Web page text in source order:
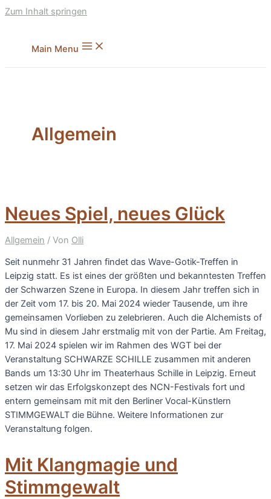
Zum Inhalt springen
Main Menu
Allgemein
Neues Spiel, neues Glück
Allgemein / Von Olli
Seit nunmehr 31 Jahren findet das Wave-Gotik-Treffen in
Leipzig statt. Es ist eines der größten und bekanntesten Treffen
der Schwarzen Szene in Europa. In diesem Jahr treffen sich in
der Zeit vom 17. bis 20. Mai 2024 wieder Tausende, um ihre
gemeinsamen Vorlieben zu zelebrieren. Auch die Alchemists of
Mu sind in diesem Jahr erstmalig mit von der Partie. Am Freitag,
17. Mai 2024 spielen wir im Rahmen des WGT bei der
Veranstaltung SCHWARZE SCHILLE zusammen mit anderen
Bands um 13:30 Uhr im Theaterhaus Schille in Leipzig. Erneut
setzen wir das Erfolgskonzept des NCN-Festivals fort und
entern gemeinsam mit mit den Berliner Vocal-Künstlern
STIMMGEWALT die Bühne. Weitere Informationen zur
Veranstaltung folgen.
Mit Klangmagie und
Stimmgewalt